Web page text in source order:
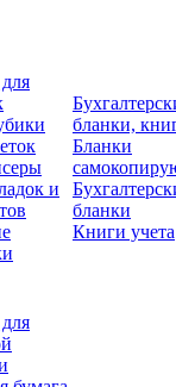
и
бланки,
Бланки
бланки
Книги учета